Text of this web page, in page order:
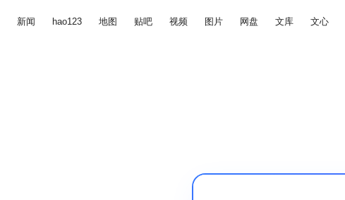
新闻 hao123 地图 贴吧 视频 图片 网盘 文库 文心